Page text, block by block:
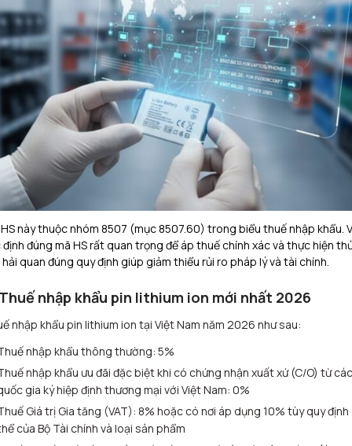
này thuộc nhóm 8507 (mục 8507.60) trong biểu thuế nhập khẩu.
định đúng mã HS rất quan trọng để áp thuế chính xác và thực hiện
quan đúng quy định giúp giảm thiểu rủi ro pháp lý và tài chính.
nhập khẩu pin lithium ion mới nhất 2026
nhập khẩu pin lithium ion tại Việt Nam năm 2026 như sau:
nhập khẩu thông thường: 5%
nhập khẩu ưu đãi đặc biệt khi có chứng nhận xuất xứ (C/O) từ các
gia ký hiệp định thương mại với Việt Nam: 0%
Giá trị Gia tăng (VAT): 8% hoặc có nơi áp dụng 10% tùy quy định
của Bộ Tài chính và loại sản phẩm